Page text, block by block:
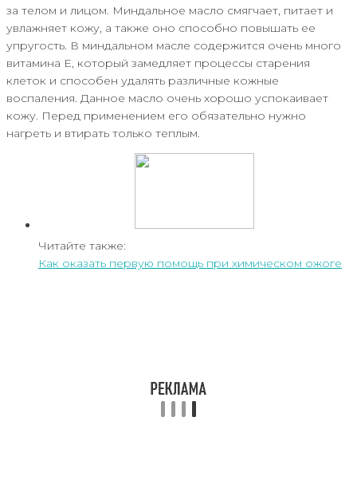
за телом и лицом. Миндальное масло смягчает, питает и
увлажняет кожу, а также оно способно повышать ее
упругость. В миндальном масле содержится очень много
витамина Е, который замедляет процессы старения
клеток и способен удалять различные кожные
воспаления. Данное масло очень хорошо успокаивает
кожу. Перед применением его обязательно нужно
нагреть и втирать только теплым.
Читайте также:
Как оказать первую помощь при химическом ожоге